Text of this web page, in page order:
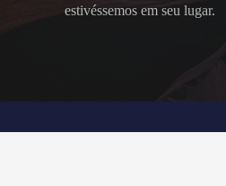
estivéssemos em seu lugar.